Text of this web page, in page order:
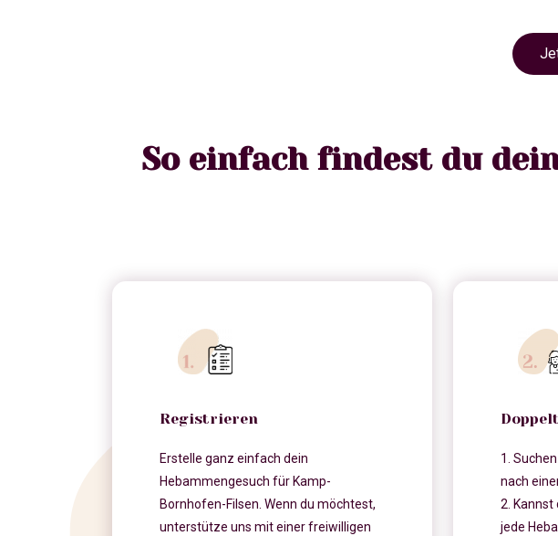
So einfach findest du
Registrieren
Erstelle ganz einfach dein
Hebammengesuch für Kamp-
Bornhofen-Filsen. Wenn du möchtest,
unterstütze uns mit einer freiwilligen
1.
nach
2. Kannst
jede